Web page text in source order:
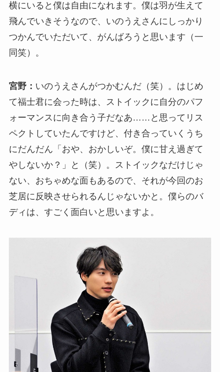
横にいると僕は自由になれます。僕は羽が生えて
飛んでいきそうなので、いのうえさんにしっかり
つかんでいただいて、がんばろうと思います（一
同笑）。
宮野： いのうえさんがつかむんだ（笑）。はじめ
て福士君に会った時は、ストイックに自分のパフ
ォーマンスに向き合う子だなあ……と思ってリス
ペクトしていたんですけど、付き合っていくうち
にだんだん「おや、おかしいぞ。僕に甘え過ぎて
やしないか？」と（笑）。ストイックなだけじゃ
ない、おちゃめな面もあるので、それが今回のお
芝居に反映させられるんじゃないかと。僕らのバ
ディは、すごく面白いと思いますよ。